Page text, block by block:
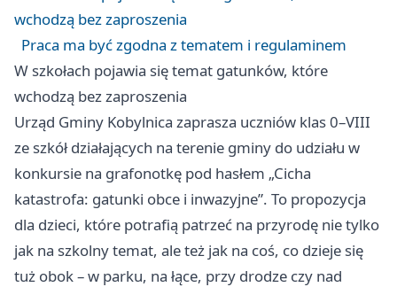
wchodzą bez zaproszenia
Praca ma być zgodna z tematem i regulaminem
W szkołach pojawia się temat gatunków, które
wchodzą bez zaproszenia
Urząd Gminy Kobylnica zaprasza uczniów klas 0–VIII
ze szkół działających na terenie gminy do udziału w
konkursie na grafonotkę pod hasłem „Cicha
katastrofa: gatunki obce i inwazyjne”. To propozycja
dla dzieci, które potrafią patrzeć na przyrodę nie tylko
jak na szkolny temat, ale też jak na coś, co dzieje się
tuż obok – w parku, na łące, przy drodze czy nad